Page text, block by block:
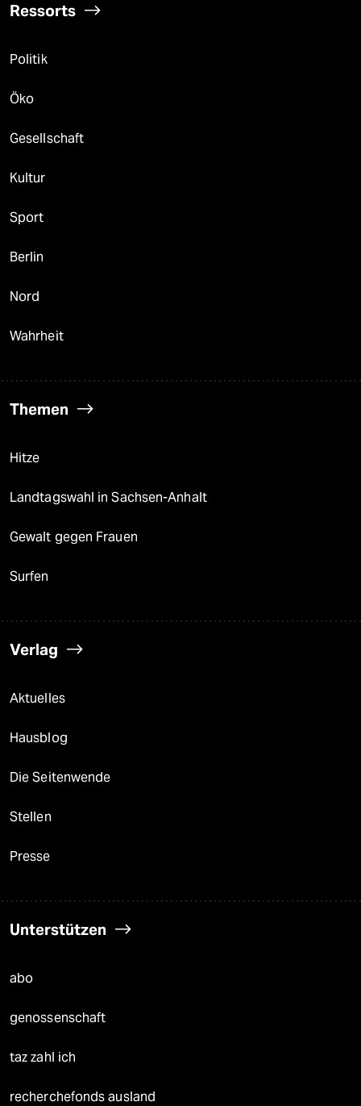
Ressorts
Politik
Öko
Gesellschaft
Kultur
Sport
Berlin
Nord
Wahrheit
Themen
Hitze
Landtagswahl in Sachsen-Anhalt
Gewalt gegen Frauen
Surfen
Verlag
Aktuelles
Hausblog
Die Seitenwende
Stellen
Presse
Unterstützen
abo
genossenschaft
taz zahl ich
recherchefonds ausland